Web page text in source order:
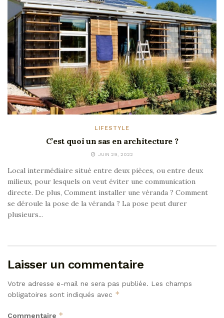
LIFESTYLE
C’est quoi un sas en architecture ?
JUIN 29, 2022
Local intermédiaire situé entre deux pièces, ou entre deux
milieux, pour lesquels on veut éviter une communication
directe. De plus, Comment installer une véranda ? Comment
se déroule la pose de la véranda ? La pose peut durer
plusieurs...
Laisser un commentaire
Votre adresse e-mail ne sera pas publiée. Les champs
obligatoires sont indiqués avec *
Commentaire *